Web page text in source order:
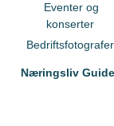
Eventer og
konserter
Bedriftsfotografer
Næringsliv